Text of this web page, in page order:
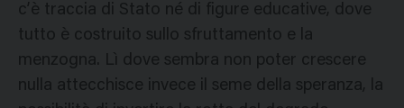
c’è traccia di Stato né di figure educative, dove
tutto è costruito sullo sfruttamento e la
menzogna. Lì dove sembra non poter crescere
nulla attecchisce invece il seme della speranza, la